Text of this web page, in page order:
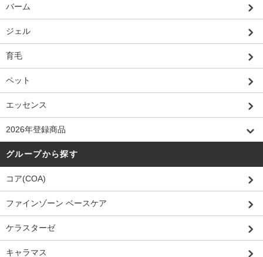
バーム
ジェル
育毛
ペット
エッセンス
2026年登録商品
グループから探す
コア(COA)
ファインゾーン ベースケア
ケラスターゼ
キャラマス